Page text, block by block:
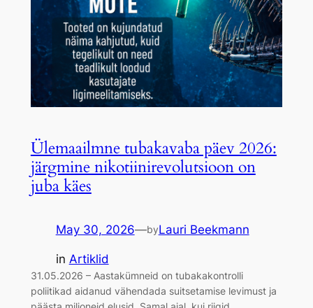
Ülemaailmne tubakavaba päev 2026:
järgmine nikotiinirevolutsioon on
juba käes
May 30, 2026—byLauri Beekmann
in Artiklid
31.05.2026 – Aastakümneid on tubakakontrolli
poliitikad aidanud vähendada suitsetamise levimust ja